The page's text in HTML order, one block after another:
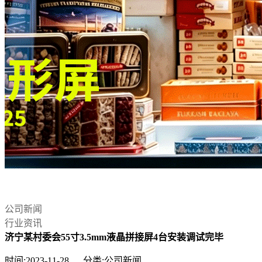
公司新闻
行业资讯
济宁某村委会55寸3.5mm液晶拼接屏4台安装调试完毕